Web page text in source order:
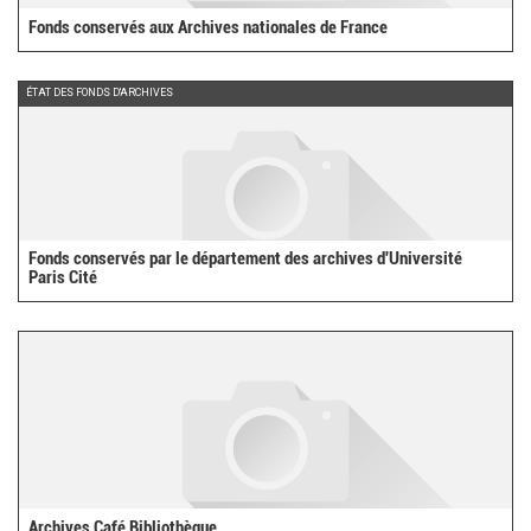
Fonds conservés aux Archives nationales de France
ÉTAT DES FONDS D'ARCHIVES
Fonds conservés par le département des archives d'Université
Paris Cité